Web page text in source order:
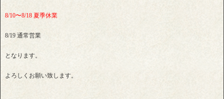
8/10〜8/18 夏季休業
8/19 通常営業
となります。
よろしくお願い致します。